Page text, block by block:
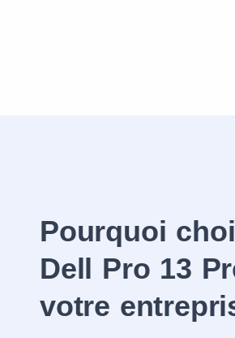
Pourquoi
Dell Pro 13
votre